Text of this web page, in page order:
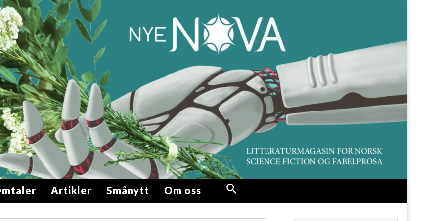
Artikler Smånytt Om oss